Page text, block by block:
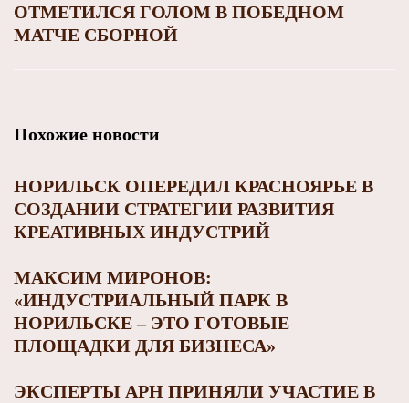
ОТМЕТИЛСЯ ГОЛОМ В ПОБЕДНОМ
МАТЧЕ СБОРНОЙ
Похожие новости
НОРИЛЬСК ОПЕРЕДИЛ КРАСНОЯРЬЕ В
СОЗДАНИИ СТРАТЕГИИ РАЗВИТИЯ
КРЕАТИВНЫХ ИНДУСТРИЙ
МАКСИМ МИРОНОВ:
«ИНДУСТРИАЛЬНЫЙ ПАРК В
НОРИЛЬСКЕ – ЭТО ГОТОВЫЕ
ПЛОЩАДКИ ДЛЯ БИЗНЕСА»
ЭКСПЕРТЫ АРН ПРИНЯЛИ УЧАСТИЕ В